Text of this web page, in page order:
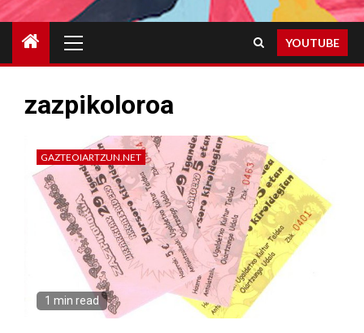
Menu
YOUTUBE
zazpikoloroa
GAZTEOIARTZUN.NET
1 min read